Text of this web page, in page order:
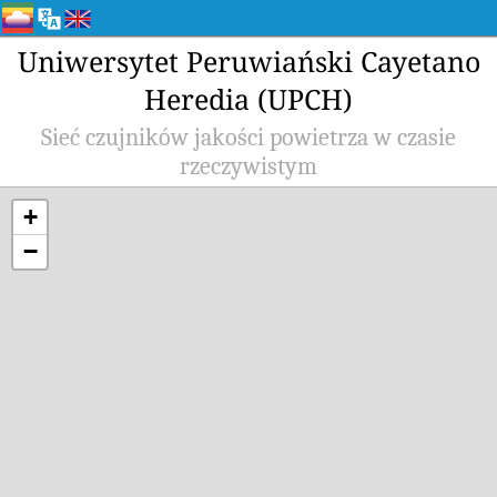
Uniwersytet Peruwiański Cayetano
Heredia (UPCH)
Sieć czujników jakości powietrza w czasie
rzeczywistym
+
−